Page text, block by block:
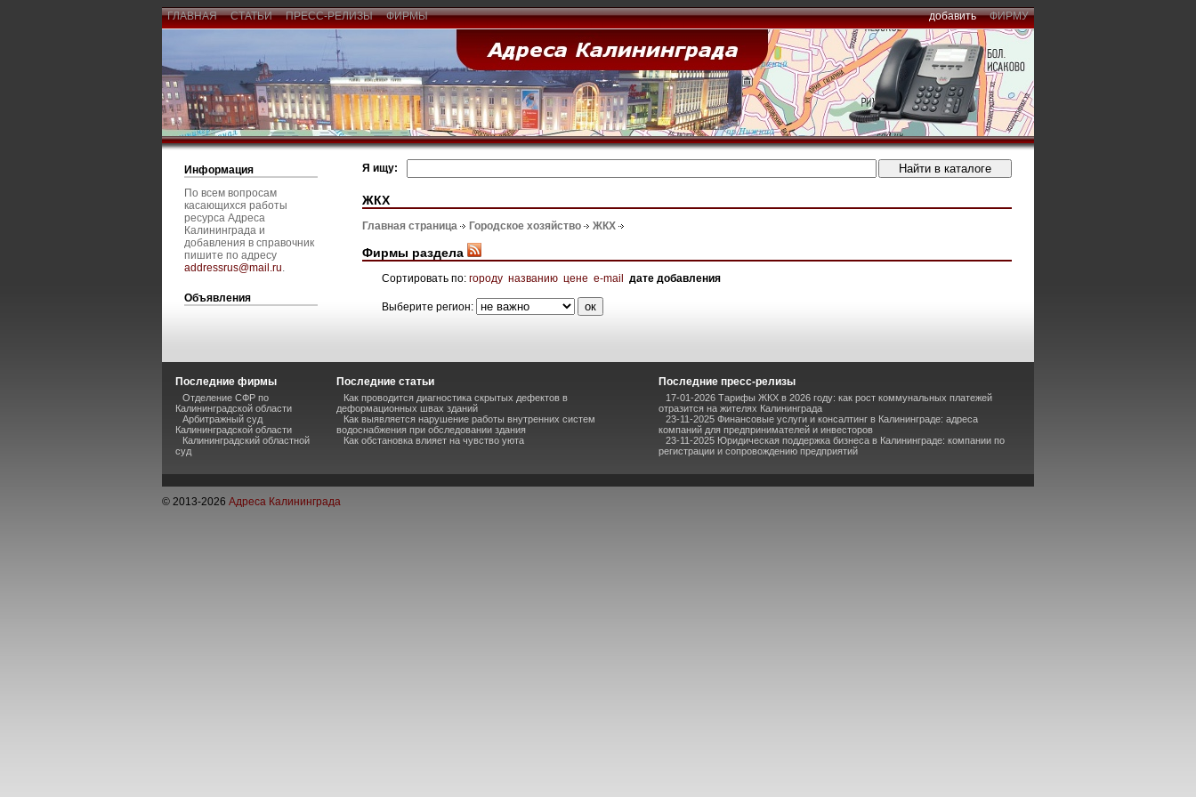
ГЛАВНАЯ СТАТЬИ ПРЕСС-РЕЛИЗЫ ФИРМЫ добавить ФИРМУ
Информация
По всем вопросам
касающихся работы
ресурса Адреса
Калининграда и
добавления в справочник
пишите по адресу
addressrus@mail.ru.
Объявления
Я ищу:
ЖКХ
Главная страница Городское хозяйство ЖКХ
Фирмы раздела
Сортировать по: городу названию цене e-mail дате добавления
Выберите регион:
Последние фирмы
Отделение СФР по
Калининградской области
Арбитражный суд
Калининградской области
Калининградский областной
суд
Последние статьи
Как проводится диагностика скрытых дефектов в
деформационных швах зданий
Как выявляется нарушение работы внутренних систем
водоснабжения при обследовании здания
Как обстановка влияет на чувство уюта
Последние пресс-релизы
17-01-2026 Тарифы ЖКХ в 2026 году: как рост коммунальных платежей
отразится на жителях Калининграда
23-11-2025 Финансовые услуги и консалтинг в Калининграде: адреса
компаний для предпринимателей и инвесторов
23-11-2025 Юридическая поддержка бизнеса в Калининграде: компании по
регистрации и сопровождению предприятий
© 2013-2026 Адреса Калининграда